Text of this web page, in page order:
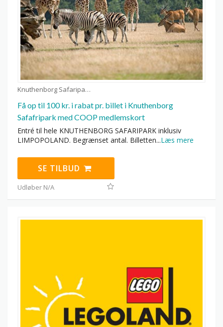
Knuthenborg Safaripark kuponer
Få op til 100 kr. i rabat pr. billet i Knuthenborg
Safafripark med COOP medlemskort
Entré til hele KNUTHENBORG SAFARIPARK inklusiv
LIMPOPOLAND. Begrænset antal. Billetten...Læs mere
SE TILBUD
Udløber N/A